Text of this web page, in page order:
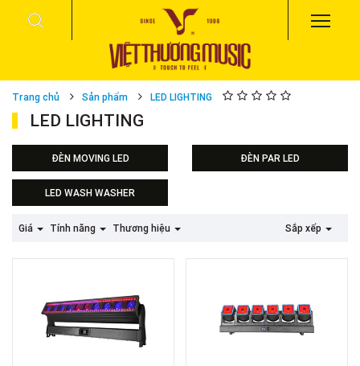
Trang chủ Sản phẩm LED LIGHTING
LED LIGHTING
ĐÈN MOVING LED ĐÈN PAR LED
LED WASH WASHER
Giá Tính năng Thương hiệu Sắp xếp